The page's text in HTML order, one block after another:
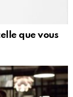
que vous